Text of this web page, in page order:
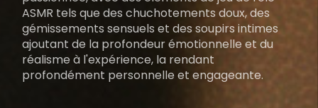
ASMR tels que des chuchotements doux, des
gémissements sensuels et des soupirs intimes
ajoutant de la profondeur émotionnelle et du
réalisme à l'expérience, la rendant
profondément personnelle et engageante.